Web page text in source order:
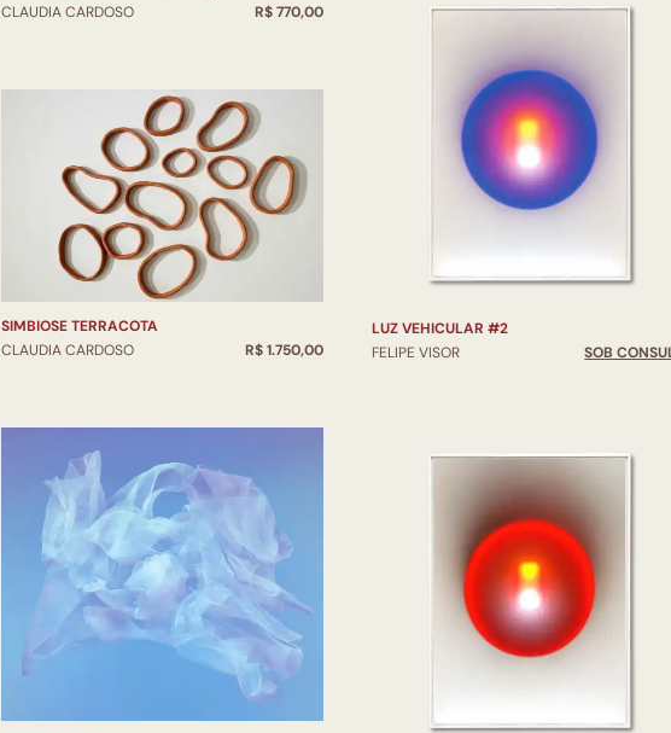
CLAUDIA CARDOSO
R$ 770,00
SIMBIOSE TERRACOTA
CLAUDIA CARDOSO
R$ 1.750,00
LUZ VEHICULAR #2
FELIPE VISOR
SOB